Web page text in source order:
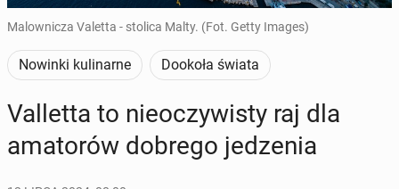
Malownicza Valetta - stolica Malty. (Fot. Getty Images)
Nowinki kulinarne Dookoła świata
Val­let­ta to nie­oczy­wi­sty raj dla
ama­to­rów dobrego je­dze­nia